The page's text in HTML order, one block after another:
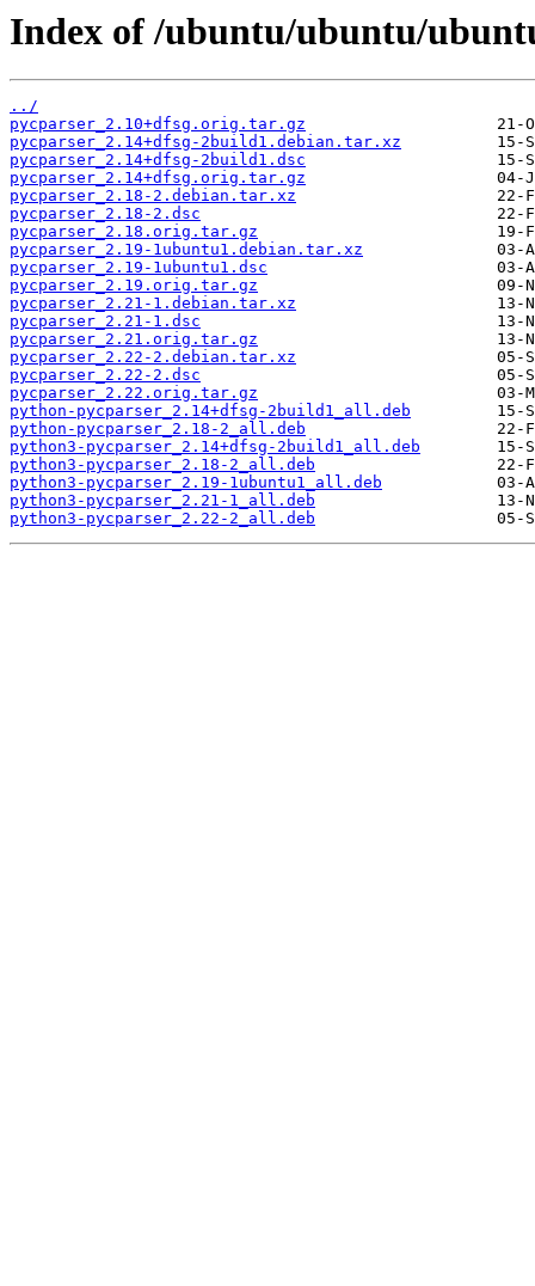
Index of /ubuntu/ubuntu/
../
pycparser_2.10+dfsg.orig.tar.gz
pycparser_2.14+dfsg-2build1.debian.tar.xz
pycparser_2.14+dfsg-2build1.dsc
pycparser_2.14+dfsg.orig.tar.gz
pycparser_2.18-2.debian.tar.xz
pycparser_2.18-2.dsc
pycparser_2.18.orig.tar.gz
pycparser_2.19-1ubuntu1.debian.tar.xz
pycparser_2.19-1ubuntu1.dsc
pycparser_2.19.orig.tar.gz
pycparser_2.21-1.debian.tar.xz
pycparser_2.21-1.dsc
pycparser_2.21.orig.tar.gz
pycparser_2.22-2.debian.tar.xz
pycparser_2.22-2.dsc
pycparser_2.22.orig.tar.gz
python-pycparser_2.14+dfsg-2build1_all.deb
python-pycparser_2.18-2_all.deb
python3-pycparser_2.14+dfsg-2build1_all.deb
python3-pycparser_2.18-2_all.deb
python3-pycparser_2.19-1ubuntu1_all.deb
python3-pycparser_2.21-1_all.deb
python3-pycparser_2.22-2_all.deb